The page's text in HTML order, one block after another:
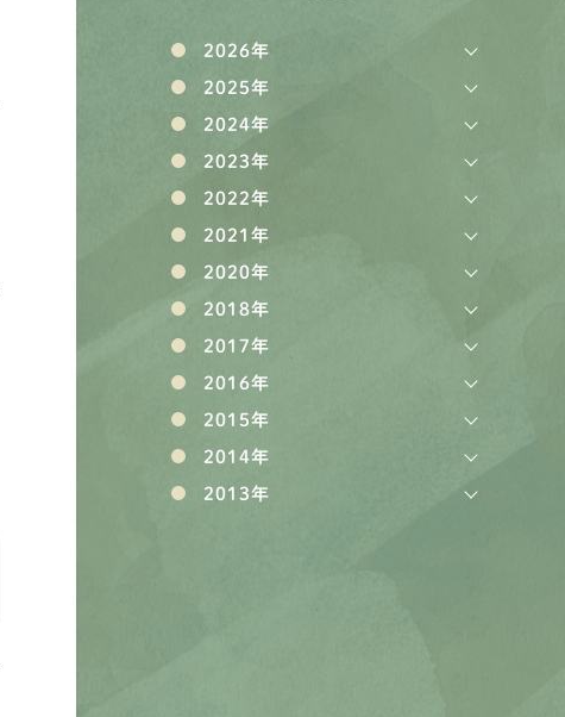
2026年
2025年
2024年
2023年
2022年
2021年
2020年
2018年
2017年
2016年
2015年
2014年
2013年